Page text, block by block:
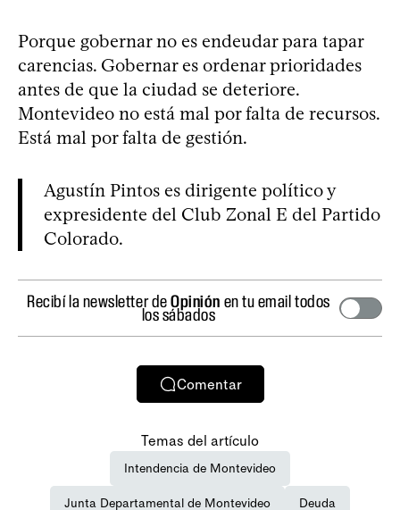
Porque gobernar no es endeudar para tapar
carencias. Gobernar es ordenar prioridades
antes de que la ciudad se deteriore.
Montevideo no está mal por falta de recursos.
Está mal por falta de gestión.
Agustín Pintos es dirigente político y
expresidente del Club Zonal E del Partido
Colorado.
Recibí la newsletter deOpinión en tu email todos
los sábados
Comentar
Temas del artículo
Intendencia de Montevideo
Junta Departamental de Montevideo Deuda